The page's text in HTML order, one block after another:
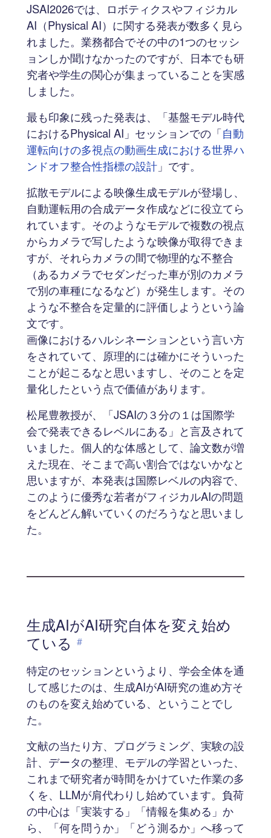
JSAI2026では、ロボティクスやフィジカル
AI（Physical AI）に関する発表が数多く見ら
れました。業務都合でその中の1つのセッシ
ョンしか聞けなかったのですが、日本でも研
究者や学生の関心が集まっていることを実感
しました。
最も印象に残った発表は、「基盤モデル時代
におけるPhysical AI」セッションでの「自動
運転向けの多視点の動画生成における世界ハ
ンドオフ整合性指標の設計 」です。
拡散モデルによる映像生成モデルが登場し、
自動運転用の合成データ作成などに役立てら
れています。そのようなモデルで複数の視点
からカメラで写したような映像が取得できま
すが、それらカメラの間で物理的な不整合
（あるカメラでセダンだった車が別のカメラ
で別の車種になるなど）が発生します。その
ような不整合を定量的に評価しようという論
文です。
画像におけるハルシネーションという言い方
をされていて、原理的には確かにそういった
ことが起こるなと思いますし、そのことを定
量化したという点で価値があります。
松尾豊教授が、「JSAIの３分の１は国際学
会で発表できるレベルにある」と言及されて
いました。個人的な体感として、論文数が増
えた現在、そこまで高い割合ではないかなと
思いますが、本発表は国際レベルの内容で、
このように優秀な若者がフィジカルAIの問題
をどんどん解いていくのだろうなと思いまし
た。
生成AIがAI研究自体を変え始め
ている #
特定のセッションというより、学会全体を通
して感じたのは、生成AIがAI研究の進め方そ
のものを変え始めている、ということでし
た。
文献の当たり方、プログラミング、実験の設
計、データの整理、モデルの学習といった、
これまで研究者が時間をかけていた作業の多
くを、LLMが肩代わりし始めています。負荷
の中心は「実装する」「情報を集める」か
ら、「何を問うか」「どう測るか」へ移って